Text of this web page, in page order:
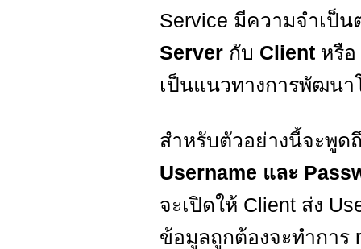
Service มีความจำเป็
Server กับ Client หรือ
เป็นแนวทางการพัฒน
สำหรับตัวอย่างนี้จะพูด
Username และ
จะเปิดให้ Client ส่ง
ข้อมูลถูกต้องจะทำการ